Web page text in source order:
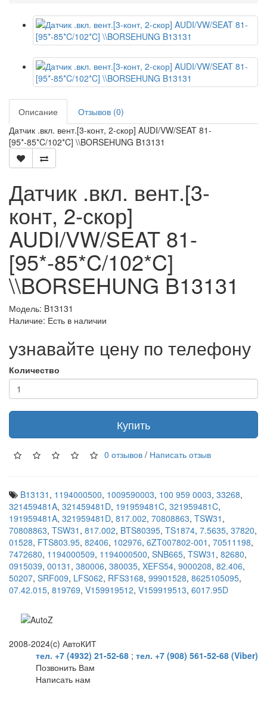
Описание
Отзывов (0)
Датчик .вкл. вент.[3-конт, 2-скор] AUDI/VW/SEAT 81-
[95*-85*C/102*C] \\BORSEHUNG B13131
Датчик .вкл. вент.[3-
конт, 2-скор]
AUDI/VW/SEAT 81-
[95*-85*C/102*C]
\\BORSEHUNG B13131
Модель: B13131
Наличие: Есть в наличии
узнавайте цену по телефону
Количество
Купить
0 отзывов / Написать отзыв
B13131 , 1194000500, 1009590003, 100 959 0003, 33268,
321459481A, 321459481D, 191959481C, 321959481C,
191959481A, 321959481D, 817.002, 70808863, TSW31 ,
70808863, TSW31 , 817.002, BTS80395, TS1874, 7.5635, 37820,
01528, FTS803.95, 82406, 102976, 6ZT007802-001 , 70511198,
7472680, 1194000509, 1194000500, SNB665, TSW31 , 82680,
0915039, 00131 , 380006, 380035, XEFS54, 9000208, 82.406,
50207, SRF009, LFS062, RFS3168, 99901528, 8625105095,
07.42.015, 819769, V159919512, V159919513, 6017.95D
2008-2024(c) АвтоКИТ
тел. +7 (4932) 21-52-68 ; тел. +7 (908) 561-52-68 (Viber)
Позвонить Вам
Написать нам